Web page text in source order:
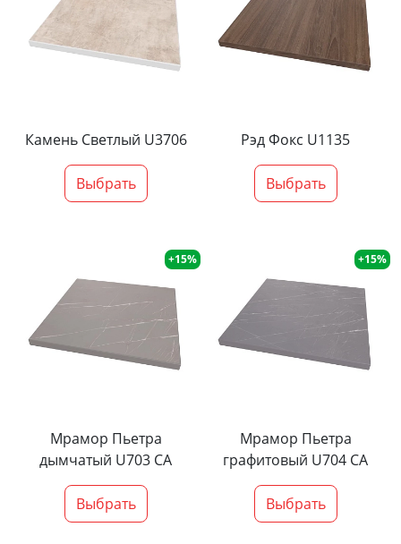
Камень Светлый U3706
Выбрать
Рэд Фокс U1135
Выбрать
+15%
Мрамор Пьетра
дымчатый U703 CA
Выбрать
+15%
Мрамор Пьетра
графитовый U704 CA
Выбрать